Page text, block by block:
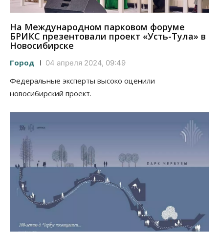
На Международном парковом форуме
БРИКС презентовали проект «Усть-Тула» в
Новосибирске
Город 04 апреля 2024, 09:49
Федеральные эксперты высоко оценили
новосибирский проект.